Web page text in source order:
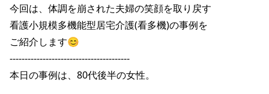
今回は、体調を崩された夫婦の笑顔を取り戻す
看護小規模多機能型居宅介護(看多機)の事例を
ご紹介します😊
----------------------------------------
本日の事例は、80代後半の女性。